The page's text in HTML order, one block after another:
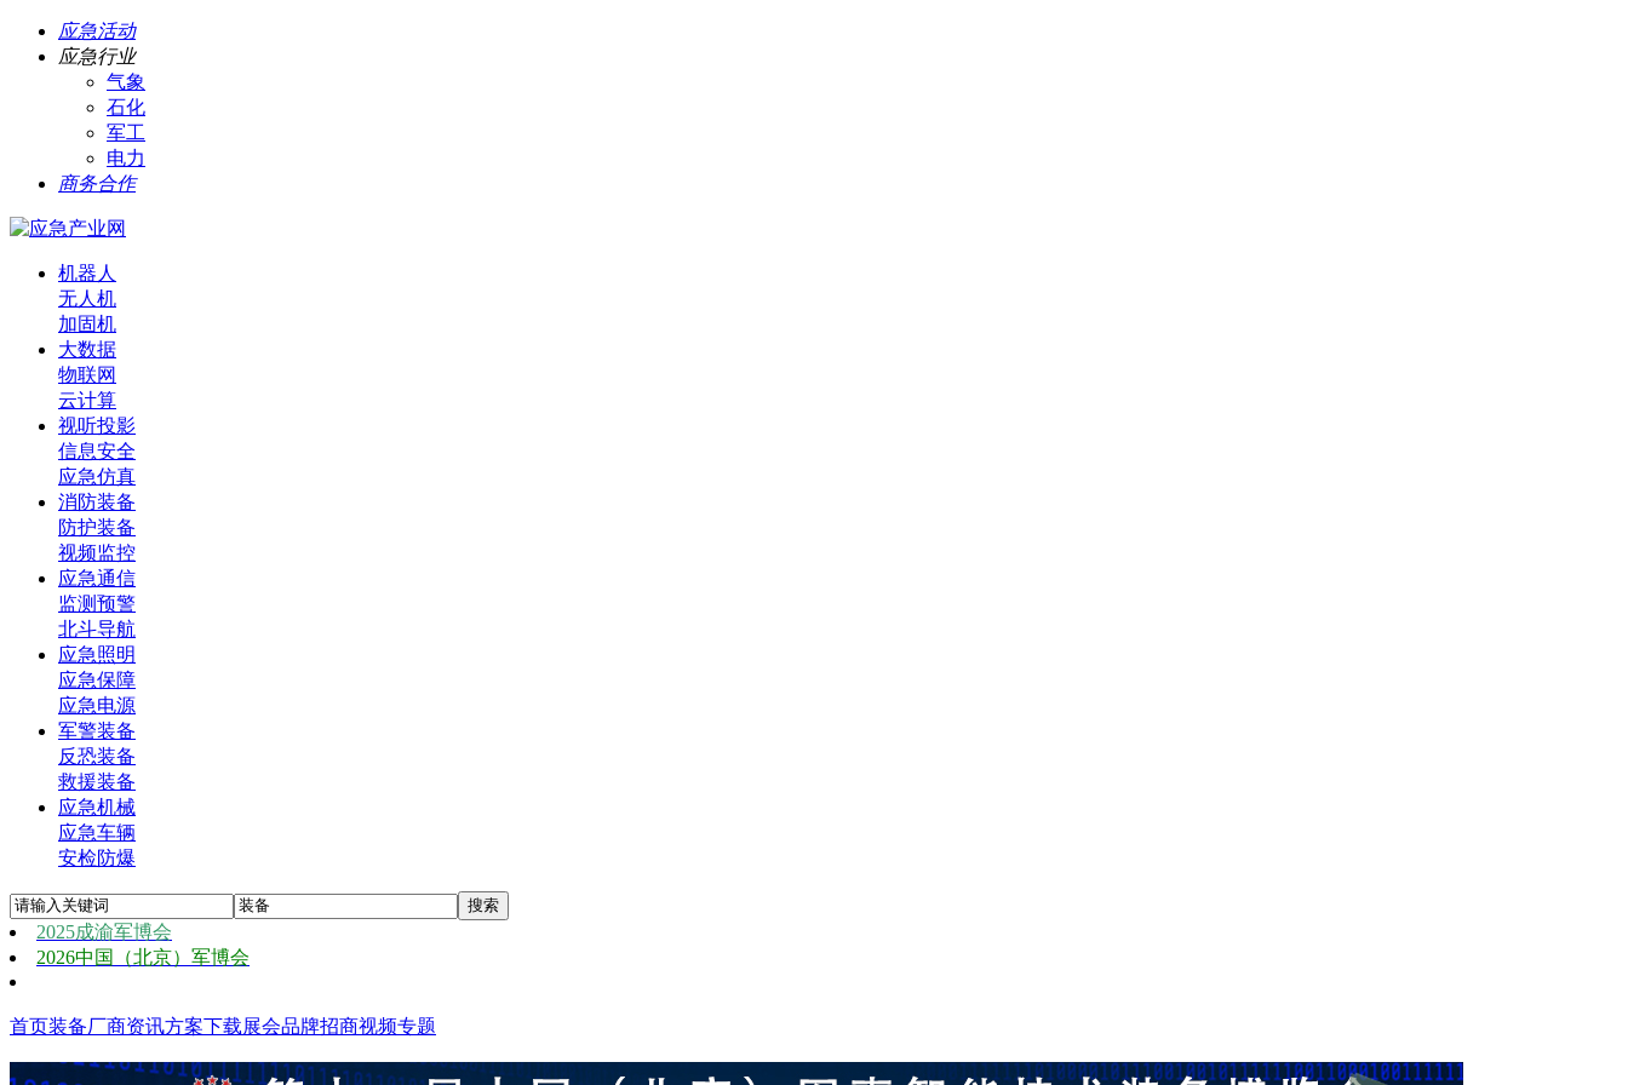
应急活动
应急行业
气象
石化
军工
电力
商务合作
机器人
无人机
加固机
大数据
物联网
云计算
视听投影
信息安全
应急仿真
消防装备
防护装备
视频监控
应急通信
监测预警
北斗导航
应急照明
应急保障
应急电源
军警装备
反恐装备
救援装备
应急机械
应急车辆
安检防爆
2025成渝军博会
2026中国（北京）军博会
首页装备厂商资讯方案下载展会品牌招商视频专题